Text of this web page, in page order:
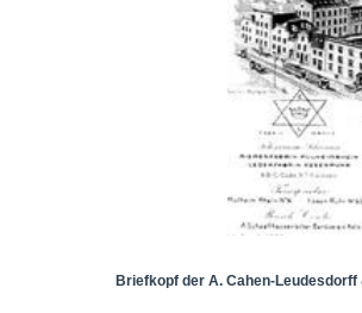
Briefkopf der A. Cahen-